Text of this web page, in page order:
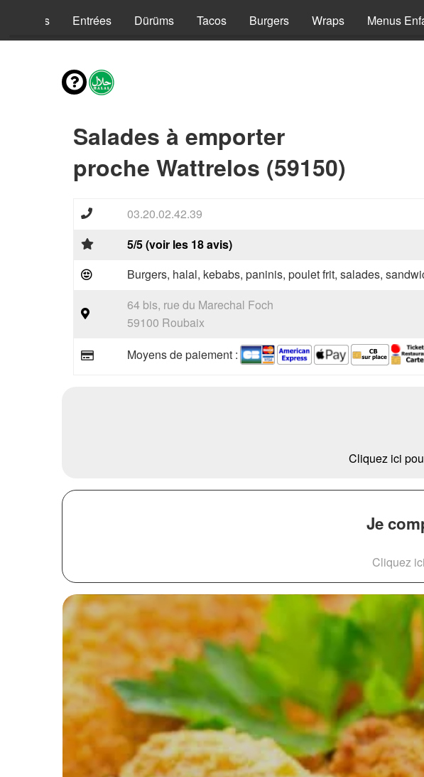
Kebabs Entrées Dürüms Tacos Burgers Wraps Menus
Salades à emporter
proche Wattrelos (59150)
03.20.02.42.39
5/5 (voir les 18 avis)
Burgers, halal, kebabs, paninis, poulet frit, salades,
64 bis, rue du Marechal Foch
59100 Roubaix
Moyens de paiement :
Cliquez ici
Je
Cliquez